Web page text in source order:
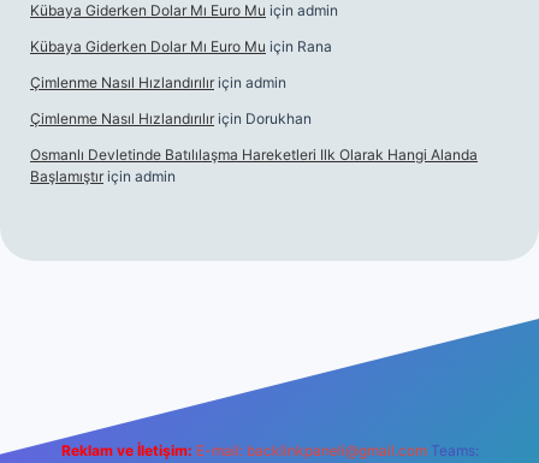
Kübaya Giderken Dolar Mı Euro Mu için admin
Kübaya Giderken Dolar Mı Euro Mu için Rana
Çimlenme Nasıl Hızlandırılır için admin
Çimlenme Nasıl Hızlandırılır için Dorukhan
Osmanlı Devletinde Batılılaşma Hareketleri Ilk Olarak Hangi Alanda
Başlamıştır için admin
Reklam ve İletişim: E-mail: backlinkpaneli@gmail.com Teams: